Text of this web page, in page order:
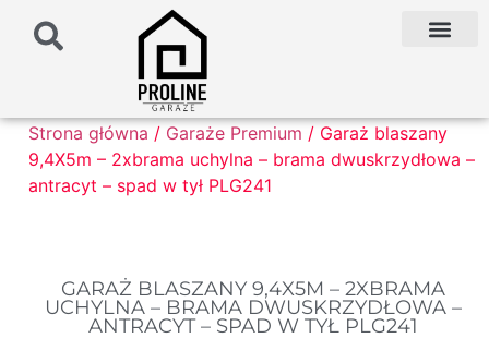
Strona główna / Garaże Premium / Garaż blaszany
9,4X5m – 2xbrama uchylna – brama dwuskrzydłowa –
antracyt – spad w tył PLG241
GARAŻ BLASZANY 9,4X5M – 2XBRAMA
UCHYLNA – BRAMA DWUSKRZYDŁOWA –
ANTRACYT – SPAD W TYŁ PLG241